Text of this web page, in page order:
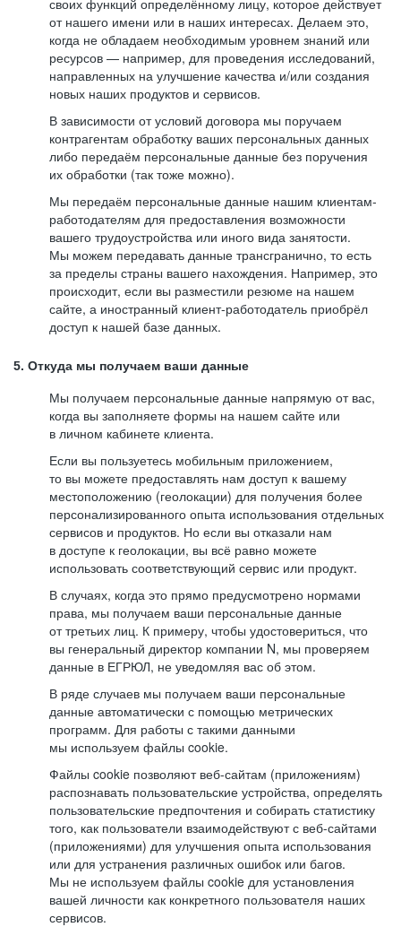
своих функций определённому лицу, которое действует
от нашего имени или в наших интересах. Делаем это,
когда не обладаем необходимым уровнем знаний или
ресурсов — например, для проведения исследований,
направленных на улучшение качества и/или создания
новых наших продуктов и сервисов.
В зависимости от условий договора мы поручаем
контрагентам обработку ваших персональных данных
либо передаём персональные данные без поручения
их обработки (так тоже можно).
Мы передаём персональные данные нашим клиентам-
работодателям для предоставления возможности
вашего трудоустройства или иного вида занятости.
Мы можем передавать данные трансгранично, то есть
за пределы страны вашего нахождения. Например, это
происходит, если вы разместили резюме на нашем
сайте, а иностранный клиент-работодатель приобрёл
доступ к нашей базе данных.
5. Откуда мы получаем ваши данные
Мы получаем персональные данные напрямую от вас,
когда вы заполняете формы на нашем сайте или
в личном кабинете клиента.
Если вы пользуетесь мобильным приложением,
то вы можете предоставлять нам доступ к вашему
местоположению (геолокации) для получения более
персонализированного опыта использования отдельных
сервисов и продуктов. Но если вы отказали нам
в доступе к геолокации, вы всё равно можете
использовать соответствующий сервис или продукт.
В случаях, когда это прямо предусмотрено нормами
права, мы получаем ваши персональные данные
от третьих лиц. К примеру, чтобы удостовериться, что
вы генеральный директор компании N, мы проверяем
данные в ЕГРЮЛ, не уведомляя вас об этом.
В ряде случаев мы получаем ваши персональные
данные автоматически с помощью метрических
программ. Для работы с такими данными
мы используем файлы cookie.
Файлы cookie позволяют веб-сайтам (приложениям)
распознавать пользовательские устройства, определять
пользовательские предпочтения и собирать статистику
того, как пользователи взаимодействуют с веб-сайтами
(приложениями) для улучшения опыта использования
или для устранения различных ошибок или багов.
Мы не используем файлы cookie для установления
вашей личности как конкретного пользователя наших
сервисов.